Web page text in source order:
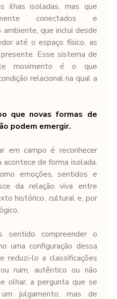
ilhas isoladas, mas que
conectados e
que inclui desde
até o espaço físico, as
Esse sistema de
movimento é o que
relacional na qual a
que novas formas de
podem emergir.
em campo é reconhecer
acontece de forma isolada.
emoções, sentidos e
da relação viva entre
histórico, cultural e, por
sentido compreender o
uma configuração dessa
reduzi-lo a classificações
ruim, autêntico ou não
olhar, a pergunta que se
julgamento, mas de